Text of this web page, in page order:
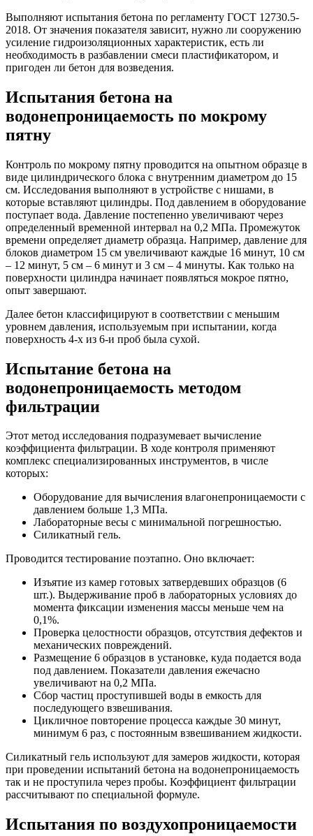
Выполняют испытания бетона по регламенту ГОСТ 12730.5-
2018. От значения показателя зависит, нужно ли сооружению
усиление гидроизоляционных характеристик, есть ли
необходимость в разбавлении смеси пластификатором, и
пригоден ли бетон для возведения.
Испытания бетона на
водонепроницаемость по мокрому
пятну
Контроль по мокрому пятну проводится на опытном образце в
виде цилиндрического блока с внутренним диаметром до 15
см. Исследования выполняют в устройстве с нишами, в
которые вставляют цилиндры. Под давлением в оборудование
поступает вода. Давление постепенно увеличивают через
определенный временной интервал на 0,2 МПа. Промежуток
времени определяет диаметр образца. Например, давление для
блоков диаметром 15 см увеличивают каждые 16 минут, 10 см
– 12 минут, 5 см – 6 минут и 3 см – 4 минуты. Как только на
поверхности цилиндра начинает появляться мокрое пятно,
опыт завершают.
Далее бетон классифицируют в соответствии с меньшим
уровнем давления, используемым при испытании, когда
поверхность 4-х из 6-и проб была сухой.
Испытание бетона на
водонепроницаемость методом
фильтрации
Этот метод исследования подразумевает вычисление
коэффициента фильтрации. В ходе контроля применяют
комплекс специализированных инструментов, в числе
которых:
Оборудование для вычисления влагонепроницаемости с
давлением больше 1,3 МПа.
Лабораторные весы с минимальной погрешностью.
Силикатный гель.
Проводится тестирование поэтапно. Оно включает:
Изъятие из камер готовых затвердевших образцов (6
шт.). Выдерживание проб в лабораторных условиях до
момента фиксации изменения массы меньше чем на
0,1%.
Проверка целостности образцов, отсутствия дефектов и
механических повреждений.
Размещение 6 образцов в установке, куда подается вода
под давлением. Показатели давления ежечасно
увеличивают на 0,2 МПа.
Сбор частиц проступившей воды в емкость для
последующего взвешивания.
Цикличное повторение процесса каждые 30 минут,
минимум 6 раз, с постоянным взвешиванием жидкости.
Силикатный гель используют для замеров жидкости, которая
при проведении испытаний бетона на водонепроницаемость
так и не проступила через пробы. Коэффициент фильтрации
рассчитывают по специальной формуле.
Испытания по воздухопроницаемости